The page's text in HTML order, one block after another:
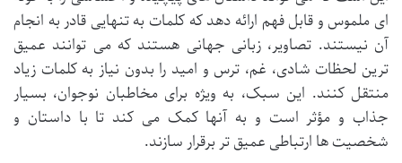
ای ملموس و قابل فهم ارائه دهد که کلمات به تنهایی قادر به انجام
آن نیستند. تصاویر، زبانی جهانی هستند که می توانند عمیق
ترین لحظات شادی، غم، ترس و امید را بدون نیاز به کلمات زیاد
منتقل کنند. این سبک، به ویژه برای مخاطبان نوجوان، بسیار
جذاب و مؤثر است و به آنها کمک می کند تا با داستان و
شخصیت ها ارتباطی عمیق تر برقرار سازند.